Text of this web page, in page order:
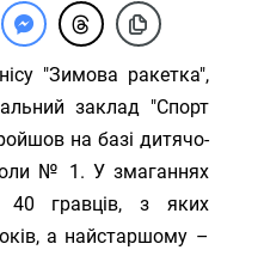
"Зимова ракетка",
заклад "Спорт
на базі дитячо-
№ 1. У змаганнях
40 гравців, з яких
а найстаршому –